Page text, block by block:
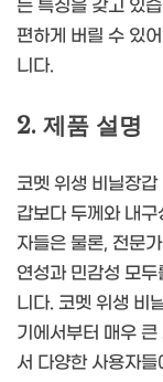
는 특징을 갖고 있
편하게 버릴 수 있
니다.
2. 제품 설명
코멧 위생 비닐장
갑보다 두께와 내
자들은 물론, 전문
연성과 민감성 모
니다. 코멧 위생 비
기에서부터 매우
서 다양한 사용자